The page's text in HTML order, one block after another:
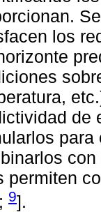
los
de
permiten
; 9].